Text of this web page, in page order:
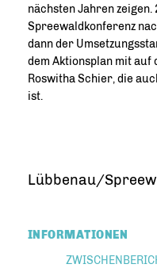
nächsten Jahren
Spreewaldkonferenz
dann der
dem Aktionsplan mit auf
Roswitha Schier, die
ist.
Lübbenau/
INFORMATIONEN